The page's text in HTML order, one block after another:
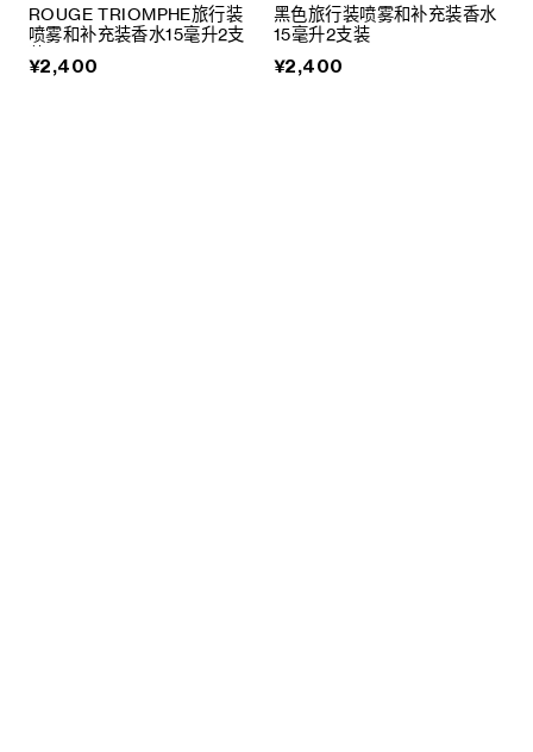
ROUGE TRIOMPHE旅行装
喷雾和补充装香水15毫升2支
¥2,400
黑色旅行装喷雾和补充装香水
15毫升2支装
¥2,400